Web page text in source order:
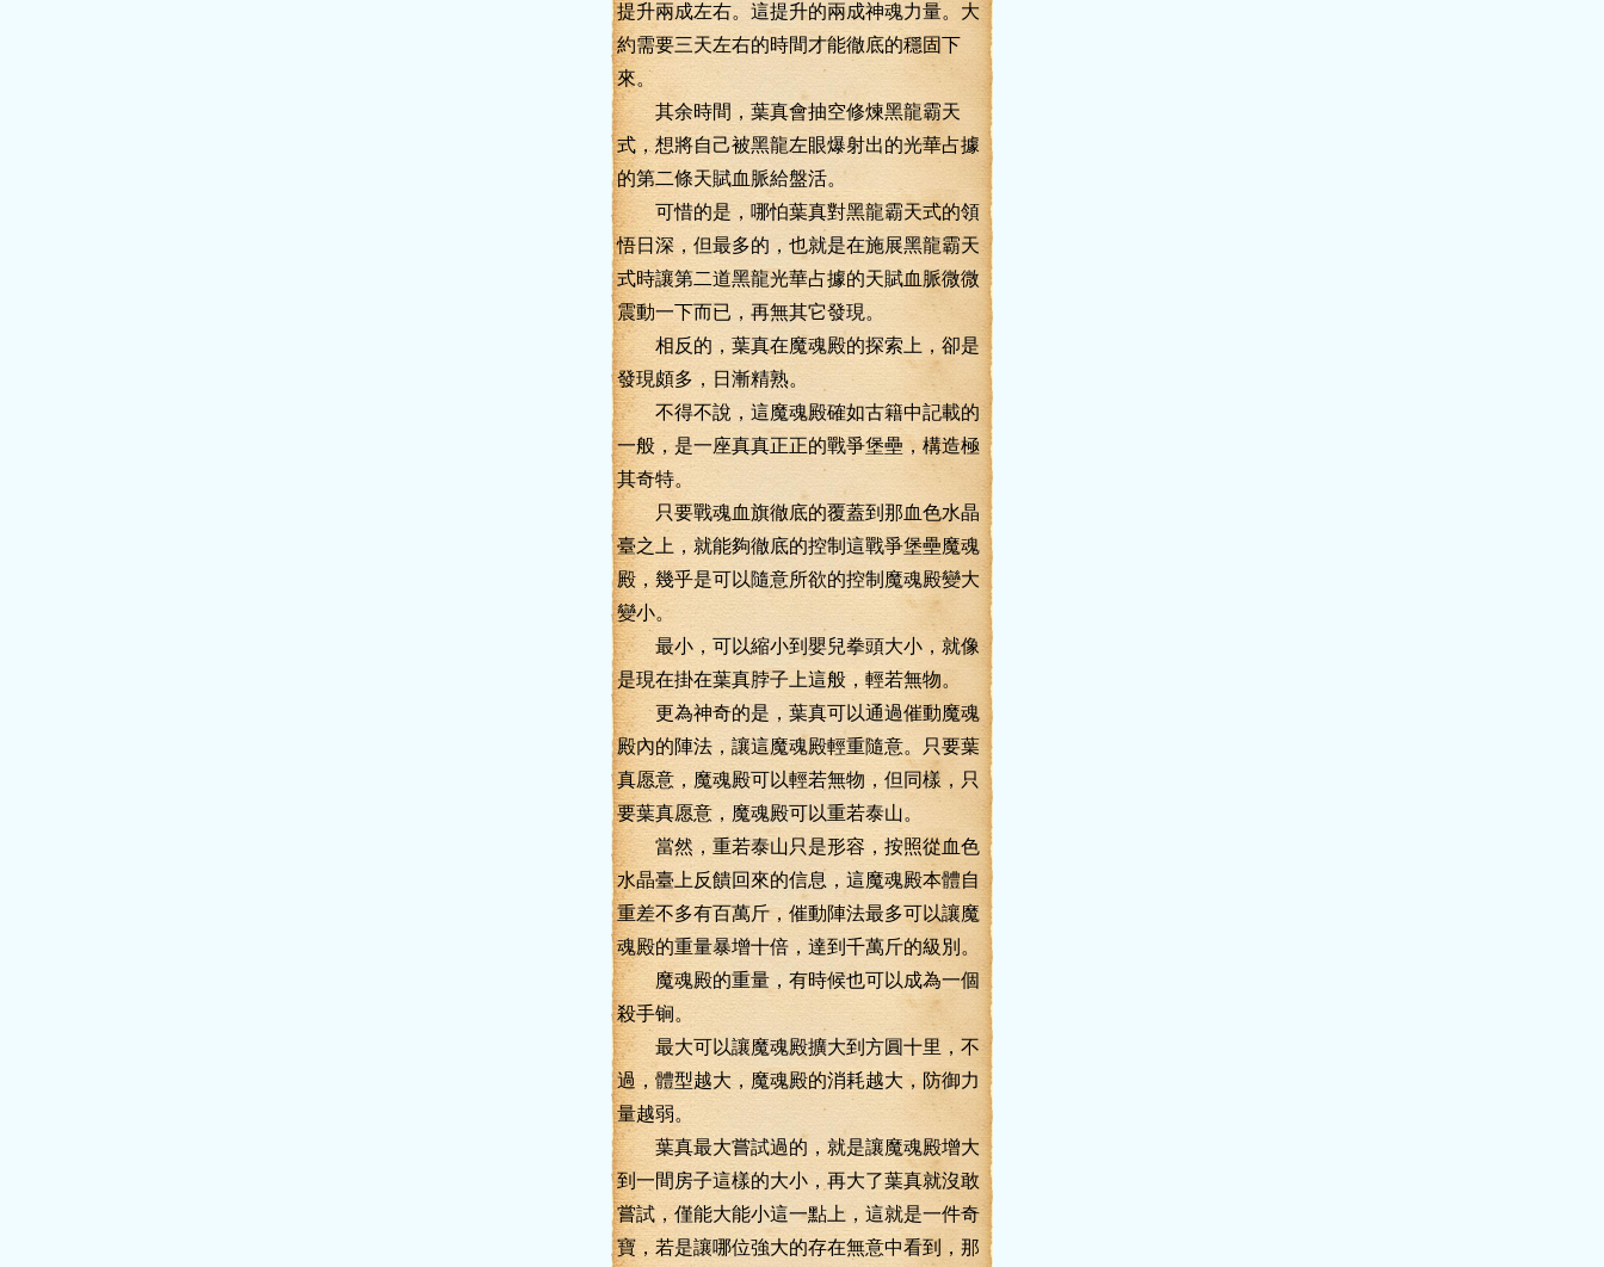
提升兩成左右。這提升的兩成神魂力量。大
約需要三天左右的時間才能徹底的穩固下
來。
其余時間，葉真會抽空修煉黑龍霸天
式，想將自己被黑龍左眼爆射出的光華占據
的第二條天賦血脈給盤活。
可惜的是，哪怕葉真對黑龍霸天式的領
悟日深，但最多的，也就是在施展黑龍霸天
式時讓第二道黑龍光華占據的天賦血脈微微
震動一下而已，再無其它發現。
相反的，葉真在魔魂殿的探索上，卻是
發現頗多，日漸精熟。
不得不說，這魔魂殿確如古籍中記載的
一般，是一座真真正正的戰爭堡壘，構造極
其奇特。
只要戰魂血旗徹底的覆蓋到那血色水晶
臺之上，就能夠徹底的控制這戰爭堡壘魔魂
殿，幾乎是可以隨意所欲的控制魔魂殿變大
變小。
最小，可以縮小到嬰兒拳頭大小，就像
是現在掛在葉真脖子上這般，輕若無物。
更為神奇的是，葉真可以通過催動魔魂
殿內的陣法，讓這魔魂殿輕重隨意。只要葉
真愿意，魔魂殿可以輕若無物，但同樣，只
要葉真愿意，魔魂殿可以重若泰山。
當然，重若泰山只是形容，按照從血色
水晶臺上反饋回來的信息，這魔魂殿本體自
重差不多有百萬斤，催動陣法最多可以讓魔
魂殿的重量暴增十倍，達到千萬斤的級別。
魔魂殿的重量，有時候也可以成為一個
殺手锏。
最大可以讓魔魂殿擴大到方圓十里，不
過，體型越大，魔魂殿的消耗越大，防御力
量越弱。
葉真最大嘗試過的，就是讓魔魂殿增大
到一間房子這樣的大小，再大了葉真就沒敢
嘗試，僅能大能小這一點上，這就是一件奇
寶，若是讓哪位強大的存在無意中看到，那